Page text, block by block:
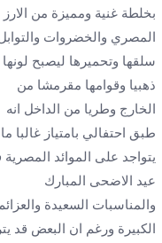
بخلطة غنية ومميزة من الارز
المصري والخضروات
سلقها وتحميرها ليصبح لونها
ذهبيا وقوامها مقرمشا من
الخارج وطريا من الداخل انه
طبق احتفالي بامتياز غالبا ما
يتواجد على الموائد
عيد الاضحى المبارك
والمناسبات السعيدة
الكبيرة ورغم ان البعض قد